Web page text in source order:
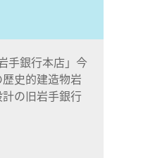
手銀行本店」今
史的建造物岩
の旧岩手銀行